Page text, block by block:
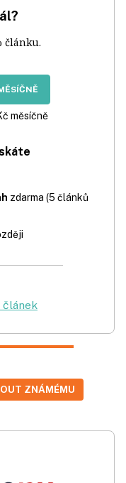
článku.
měsíčně
zdarma (5 článků
článek
ZNÁMÉMU